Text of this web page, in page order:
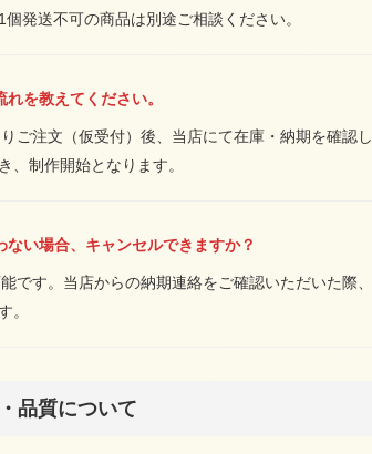
発送不可の商品は別途ご相談ください。
れを教えてください。
ご注文（仮受付）後、当店にて在庫・納期を確認
、制作開始となります。
ない場合、キャンセルできますか？
です。当店からの納期連絡をご確認いただいた際
。
品質について